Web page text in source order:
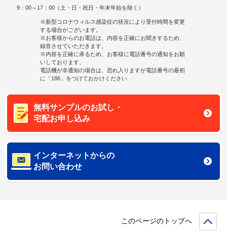
9：00～17：00（土・日・祝日・年末年始を除く）
※新型コロナウィルス感染症の状況により受付時間を変更
する場合がございます。
※お客様からのお電話は、内容を正確にお聞きするため、
録音させていただきます。
※内容を正確に承るため、お客様に電話番号の通知をお願
いしております。
電話機が非通知の場合は、恐れ入りますが電話番号の最初
に「186」をつけておかけください
無料サンプルのお試し・
宅配お申し込み
インターネットからの
お問い合わせ
このページのトップへ